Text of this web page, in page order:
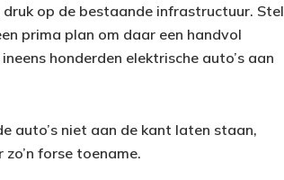
op de bestaande infrastructuur. Stel
prima plan om daar een handvol
honderden elektrische auto’s aan
auto’s niet aan de kant laten staan,
forse toename.